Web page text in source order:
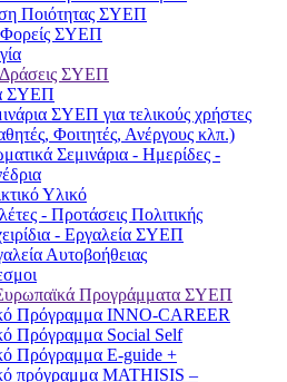
Ποιότητας ΣΥΕΠ
Φορείς ΣΥΕΠ
Δράσεις ΣΥΕΠ
ΣΥΕΠ
ΣΥΕΠ για τελικούς χρήστες
Φοιτητές, Ανέργους κλπ.)
Σεμινάρια - Ημερίδες -
Υλικό
- Προτάσεις Πολιτικής
- Εργαλεία ΣΥΕΠ
Αυτοβοήθειας
Προγράμματα ΣΥΕΠ
Πρόγραμμα INNO-CAREER
Πρόγραμμα Social Self
Πρόγραμμα E-guide +
πρόγραμμα MATHISIS –